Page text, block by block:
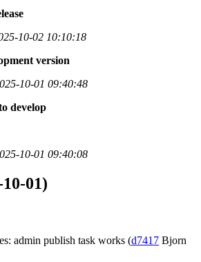
10-02 10:10:18
version
10-01 09:40:48
develop
10-01 09:40:08
01)
admin publish task works (d7417 Bjorn